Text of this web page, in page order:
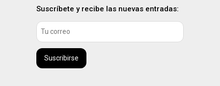
Suscríbete y recibe las nuevas entradas:
Suscribirse